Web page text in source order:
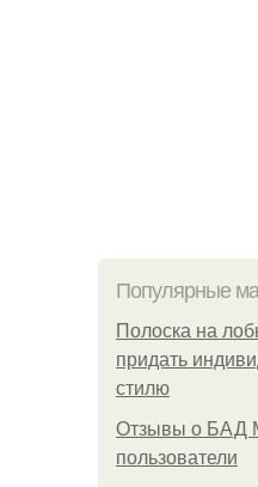
Популярные
Полоска на
придать
стилю
Отзывы о БАД
пользователи